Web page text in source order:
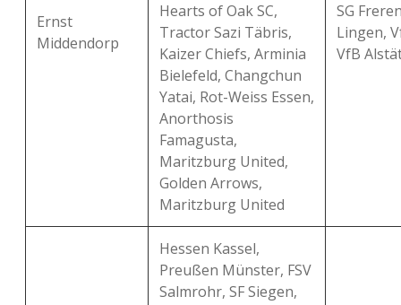
Ernst
Middendorp
Hearts of Oak SC,
Tractor Sazi Täbris,
Kaizer Chiefs, Arminia
Bielefeld, Changchun
Yatai, Rot-Weiss Essen,
Anorthosis
Famagusta,
Maritzburg United,
Golden Arrows,
Maritzburg United
SG
Lingen,
VfB
Hessen Kassel,
Preußen Münster, FSV
Salmrohr, SF Siegen,